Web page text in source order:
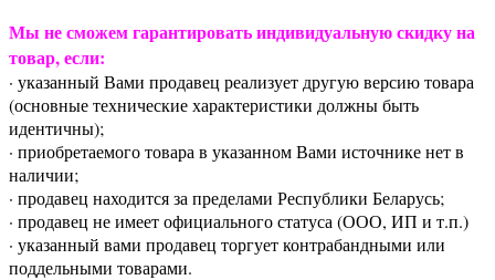
Мы не сможем гарантировать индивидуальную скидку на
товар, если:
· указанный Вами продавец реализует другую версию товара
(основные технические характеристики должны быть
идентичны);
· приобретаемого товара в указанном Вами источнике нет в
наличии;
· продавец находится за пределами Республики Беларусь;
· продавец не имеет официального статуса (ООО, ИП и т.п.)
· указанный вами продавец торгует контрабандными или
поддельными товарами.